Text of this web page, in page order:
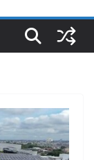
วังการนำส่งงบ
ามข้อเท็จจริง
ปีตัวแทน
ริ นำส่งอวัยวะ
าช